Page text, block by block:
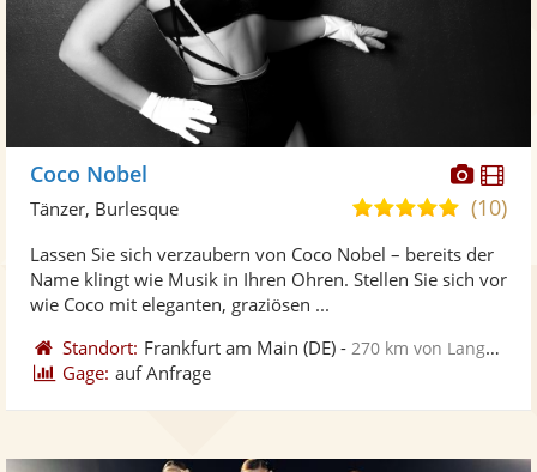
Fotos
Coco Nobel
5,0
5
(10)
Tänzer, Burlesque
Lassen Sie sich verzaubern von Coco Nobel – bereits der
Name klingt wie Musik in Ihren Ohren. Stellen Sie sich vor
wie Coco mit eleganten, graziösen ...
Standort: Frankfurt am Main (DE) - 270 km von Langenhagen
Gage: auf Anfrage